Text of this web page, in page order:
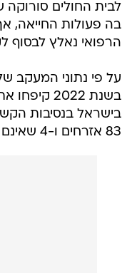
לבית החולים
בה פעולות החייאה,
הרפואי נאלץ לבסוף
על פי נתוני המעקב
בישראל בנסיבות
83 אזרחים ו-4 שאינם אזרחים, 73 מהם נורו למוות.